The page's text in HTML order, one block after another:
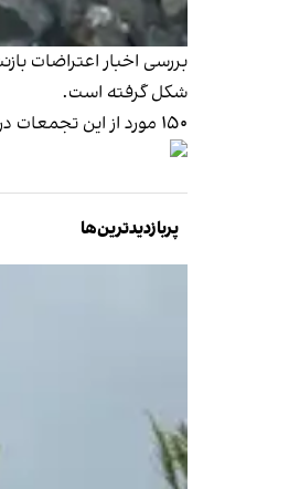
بررسی اخبار اعتراضات
شکل گرفته است.
۱۵۰ مورد از این تجمعات در آبان و آذر سال گذشته رخ داده و بیشترین اعتراضات از سوی بازنشستگان سازمان تامین اجتماعی انجام شده است.
پربازدیدترین‌ها